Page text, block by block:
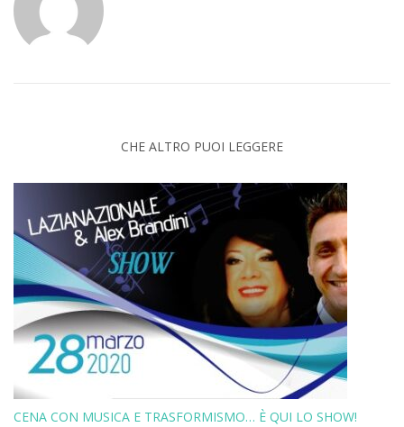
CHE ALTRO PUOI LEGGERE
CENA CON MUSICA E TRASFORMISMO… È QUI LO SHOW!